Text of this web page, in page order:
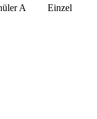
A Einzel